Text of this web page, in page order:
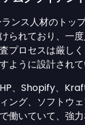
ンス人材のトッ
られており、一
プロセスは厳し
ように設計されて
、Shopify、
ング、ソフトウ
働いていて、強